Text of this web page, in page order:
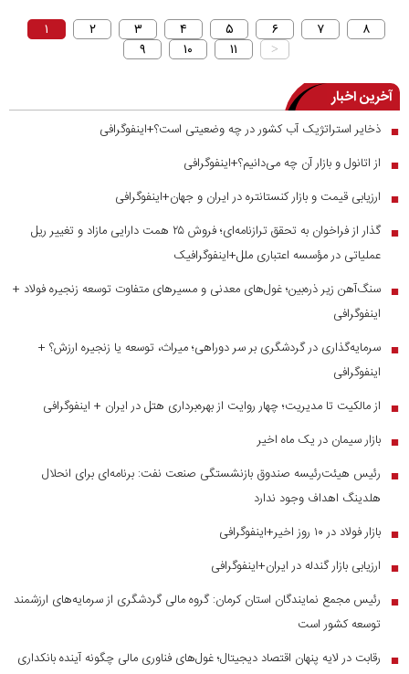
۱ ۲ ۳ ۴ ۵ ۶ ۷
۸
۹
۱۰ ۱۱ >
آخرین اخبار
■ ذخایر استراتژیک آب کشور در چه وضعیتی است؟+اینفوگرافی
■ از اتانول و بازار آن چه می‌دانیم؟+اینفوگرافی
■ ارزیابی قیمت و بازار کنستانتره در ایران و جهان+اینفوگرافی
■
گذار از فراخوان به تحقق ترازنامه‌ای؛ فروش ۲۵ همت دارایی مازاد و تغییر ریل
عملیاتی در مؤسسه اعتباری ملل+اینفوگرافیک
■ سنگ‌آهن زیر ذره‌بین؛ غول‌های معدنی و مسیر‌های متفاوت توسعه زنجیره فولاد +
اینفوگرافی
■ سرمایه‌گذاری در گردشگری بر سر دوراهی؛ میراث، توسعه یا زنجیره ارزش؟ +
اینفوگرافی
■ از مالکیت تا مدیریت؛ چهار روایت از بهره‌برداری هتل در ایران + اینفوگرافی
■ بازار سیمان در یک ماه اخیر
■
رئیس هیئت‌رئیسه صندوق بازنشستگی صنعت نفت: برنامه‌ای برای انحلال
هلدینگ اهداف وجود ندارد
■ بازار فولاد در ۱۰ روز اخیر+اینفوگرافی
■ ارزیابی بازار گندله در ایران+اینفوگرافی
■
رئیس مجمع نمایندگان استان کرمان: گروه مالی گردشگری از سرمایه‌های ارزشمند
توسعه کشور است
■
رقابت در لایه پنهان اقتصاد دیجیتال؛ غول‌های فناوری مالی چگونه آینده بانکداری